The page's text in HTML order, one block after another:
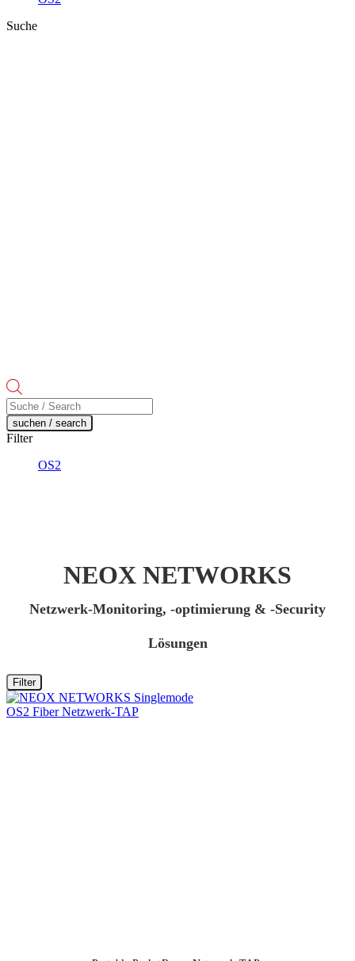
Suche
Products
search
suchen / search
Filter
OS2
NEOX NETWORKS
Netzwerk-Monitoring, -optimierung & -Security
Lösungen
Filter